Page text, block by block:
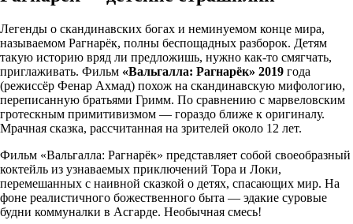
Легенды о скандинавских богах и неминуемом конце мира,
называемом Рагнарёк, полны беспощадных разборок. Детям
такую историю вряд ли предложишь, нужно как-то смягчать,
приглаживать. Фильм «Вальгалла: Рагнарёк» 2019 года
(режиссёр Фенар Ахмад) похож на скандинавскую мифологию,
переписанную братьями Гримм. По сравнению с марвеловским
гротескным примитивизмом — гораздо ближе к оригиналу.
Мрачная сказка, рассчитанная на зрителей около 12 лет.
Фильм «Вальгалла: Рагнарёк» представляет собой своеобразный
коктейль из узнаваемых приключений Тора и Локи,
перемешанных с наивной сказкой о детях, спасающих мир. На
фоне реалистичного божественного быта — эдакие суровые
будни коммуналки в Асгарде. Необычная смесь!